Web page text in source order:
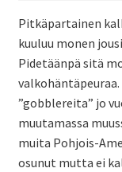
Pitkäpartainen
kuuluu monen
Pidetäänpä sitä
”gobblereita” jo
muutamassa
muita Pohjois-
osunut mutta ei